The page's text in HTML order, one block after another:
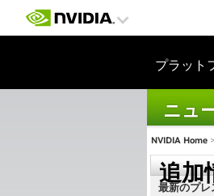
プラット
ニュ
NVIDIA Home >
追加
最新のプレ